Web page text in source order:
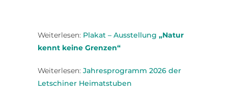
Weiterlesen: Plakat – Ausstellung „Natur
kennt keine Grenzen“
Weiterlesen: Jahresprogramm 2026 der
Letschiner Heimatstuben